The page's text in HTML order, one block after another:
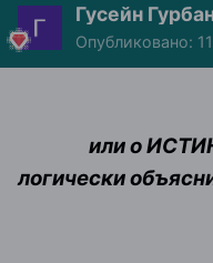
Гусейн
Опубликовано:
или о
логически